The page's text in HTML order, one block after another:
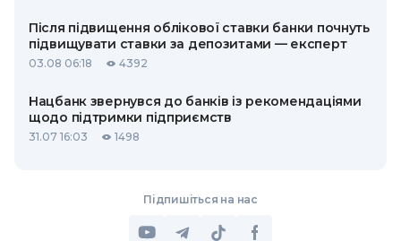
Після підвищення облікової ставки банки почнуть
підвищувати ставки за депозитами — експерт
03.08 06:18 4392
Нацбанк звернувся до банків із рекомендаціями
щодо підтримки підприємств
31.07 16:03 1498
Підпишіться на нас